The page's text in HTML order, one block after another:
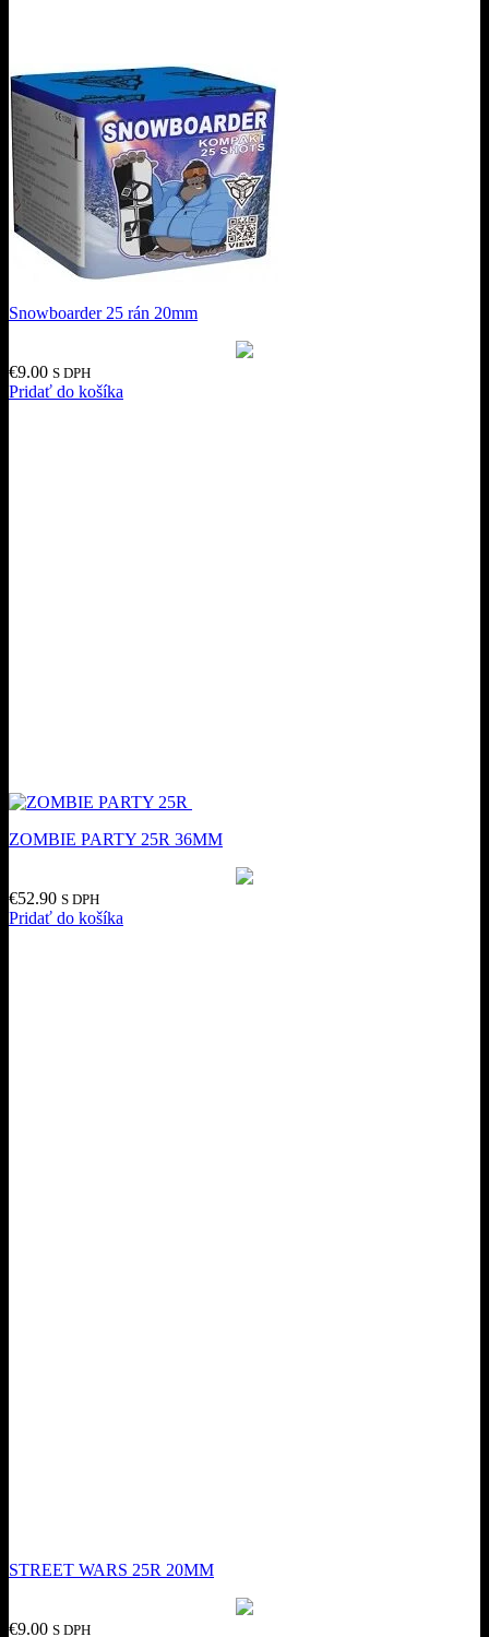
Snowboarder 25 rán 20mm
€9.00 S DPH
Pridať do košíka
ZOMBIE PARTY 25R 36MM
€52.90 S DPH
Pridať do košíka
STREET WARS 25R 20MM
€9.00 S DPH